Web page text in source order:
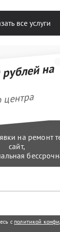
все услуги
на
на ремонт
сайт,
с политикой